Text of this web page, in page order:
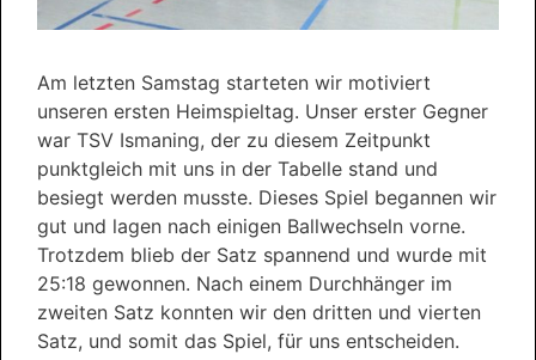
Am letzten Samstag starteten wir motiviert
unseren ersten Heimspieltag. Unser erster Gegner
war TSV Ismaning, der zu diesem Zeitpunkt
punktgleich mit uns in der Tabelle stand und
besiegt werden musste. Dieses Spiel begannen wir
gut und lagen nach einigen Ballwechseln vorne.
Trotzdem blieb der Satz spannend und wurde mit
25:18 gewonnen. Nach einem Durchhänger im
zweiten Satz konnten wir den dritten und vierten
Satz, und somit das Spiel, für uns entscheiden.